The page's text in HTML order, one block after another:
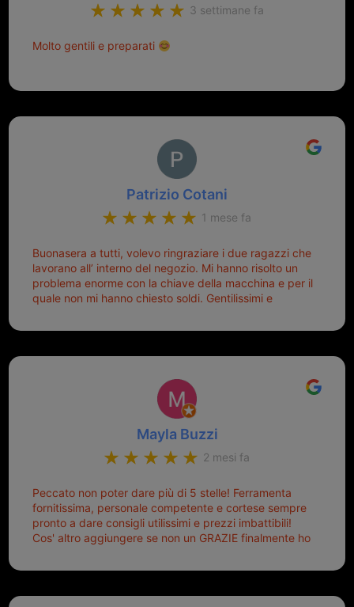
3 settimane fa
Molto gentili e preparati
Patrizio Cotani
1 mese fa
Buonasera a tutti, volevo ringraziare i due ragazzi che
lavorano all’ interno del negozio. Mi hanno risolto un
problema enorme con la chiave della macchina e per il
quale non mi hanno chiesto soldi. Gentilissimi e
Sicuramente tornerò qui per qualsiasi altro problema.
Mayla Buzzi
2 mesi fa
Peccato non poter dare più di 5 stelle! Ferramenta
fornitissima, personale competente e cortese sempre
pronto a dare consigli utilissimi e prezzi imbattibili!
Cos' altro aggiungere se non un GRAZIE finalmente ho
mio riferimento. Ah dimenticavo...da loro sono riuscita
Top top top!!!